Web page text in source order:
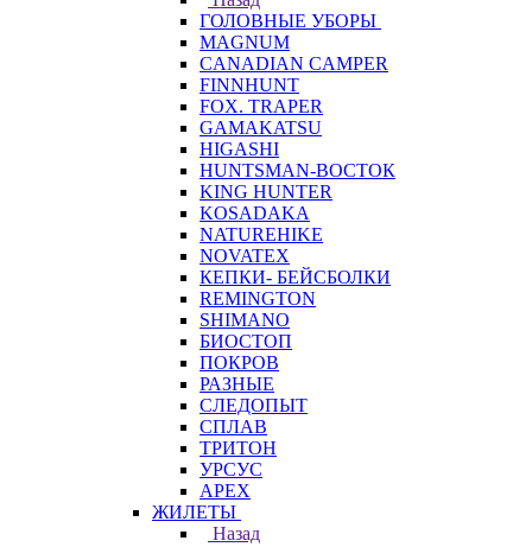
ГОЛОВНЫЕ УБОРЫ
MAGNUM
CANADIAN CAMPER
FINNHUNT
FOX. TRAPER
GAMAKATSU
HIGASHI
HUNTSMAN-ВОСТОК
KING HUNTER
KOSADAKA
NATUREHIKE
NOVATEX
КЕПКИ- БЕЙСБОЛКИ
REMINGTON
SHIMANO
БИОСТОП
ПОКРОВ
РАЗНЫЕ
СЛЕДОПЫТ
СПЛАВ
ТРИТОН
УРСУС
APEX
ЖИЛЕТЫ
Назад